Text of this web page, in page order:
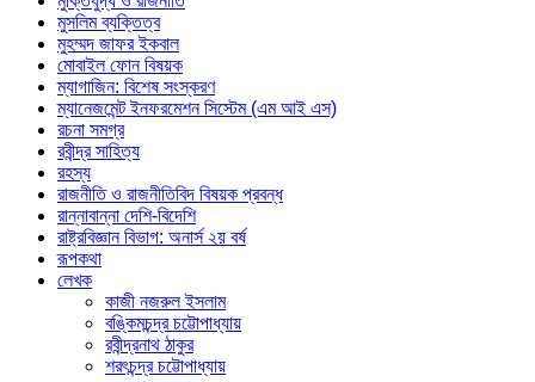
মুসলিম ব্যক্তিত্ব
মুহম্মদ জাফর ইকবাল
মোবাইল ফোন বিষয়ক
ম্যাগাজিন: বিশেষ সংস্করণ
ম্যানেজমেন্ট ইনফরমেশন সিস্টেম (এম আই এস)
রচনা সমগ্র
রবীন্দ্র সাহিত্য
রহস্য
রাজনীতি ও রাজনীতিবিদ বিষয়ক প্রবন্ধ
রান্নাবান্না দেশি-বিদেশি
রাষ্ট্রবিজ্ঞান বিভাগ: অনার্স ২য় বর্ষ
রূপকথা
লেখক
কাজী নজরুল ইসলাম
বঙ্কিমচন্দ্র চট্টোপাধ্যায়
রবীন্দ্রনাথ ঠাকুর
শরৎচন্দ্র চট্টোপাধ্যায়